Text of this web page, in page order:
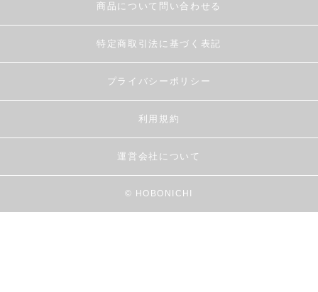
商品について問い合わせる
特定商取引法に基づく表記
プライバシーポリシー
利用規約
運営会社について
© HOBONICHI